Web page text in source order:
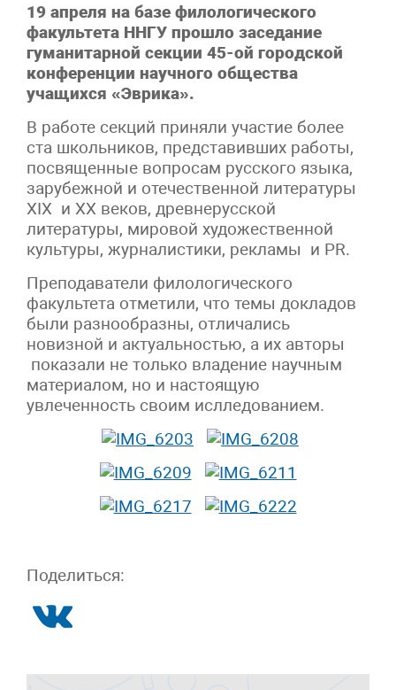
19 апреля на базе филологического
факультета ННГУ прошло заседание
гуманитарной секции 45-ой городской
конференции научного общества
учащихся «Эврика».
В работе секций приняли участие более
ста школьников, представивших работы,
посвященные вопросам русского языка,
зарубежной и отечественной литературы
XIX и XX веков, древнерусской
литературы, мировой художественной
культуры, журналистики, рекламы и PR.
Преподаватели филологического
факультета отметили, что темы докладов
были разнообразны, отличались
новизной и актуальностью, а их авторы
показали не только владение научным
материалом, но и настоящую
увлеченность своим ислледованием.
Поделиться: